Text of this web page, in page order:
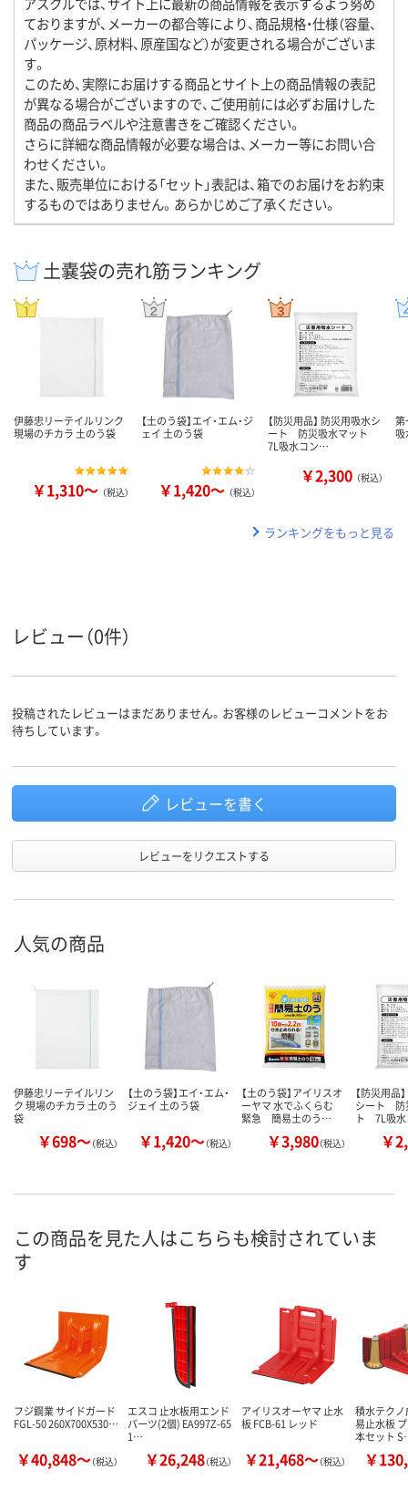
ておりますが、メーカーの都合等により、商品規格・仕様（容量、
パッケージ、原材料、原産国など）が変更される場合がございま
す。
このため、実際にお届けする商品とサイト上の商品情報の表記
が異なる場合がございますので、ご使用前には必ずお届けした
商品の商品ラベルや注意書きをご確認ください。
さらに詳細な商品情報が必要な場合は、メーカー等にお問い合
わせください。
また、販売単位における「セット」表記は、箱でのお届けをお約束
するものではありません。あらかじめご了承ください。
土嚢袋の売れ筋ランキング
伊藤忠リーテイルリンク
現場のチカラ 土のう袋
￥1,310～ （税込）
【土のう袋】エイ・エム・ジ
ェイ 土のう袋
￥1,420～ （税込）
【防災用品】 防災用吸水シ
ート 防災吸水マット
7L吸水コン…
￥2,300 （税込）
第
吸
ランキングをもっと見る
レビュー（0件）
投稿されたレビューはまだありません。お客様のレビューコメントをお
待ちしています。
レビューを書く
レビューをリクエストする
人気の商品
伊藤忠リーテイルリン
ク 現場のチカラ 土のう
袋
￥698～（税込）
【土のう袋】エイ・エム・
ジェイ 土のう袋
￥1,420～（税込）
【土のう袋】アイリスオ
ーヤマ 水でふくらむ
緊急 簡易土のう…
￥3,980（税込）
【防災用品
シート 防
ト 7L吸
￥
この商品を見た人はこちらも検討されていま
す
フジ鋼業 サイドガード
FGL-50 260X700X530…
￥40,848～（税込）
エスコ 止水板用エンド
パーツ(2個) EA997Z-65
1…
￥26,248（税込）
アイリスオーヤマ 止水
板 FCB-61 レッド
￥21,468～（税込）
積水テクノ
易止水板
本セット
￥